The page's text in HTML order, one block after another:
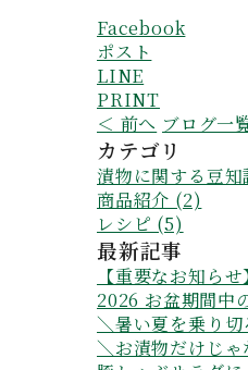
Facebook
ポスト
LINE
PRINT
＜ 前へ ブログ一
カテゴリ
漬物に関する豆
商品紹介 (2)
レシピ (5)
最新記事
【重要なお知ら
2026 お盆期間中
＼暑い夏を乗り切
＼お漬物だけじ